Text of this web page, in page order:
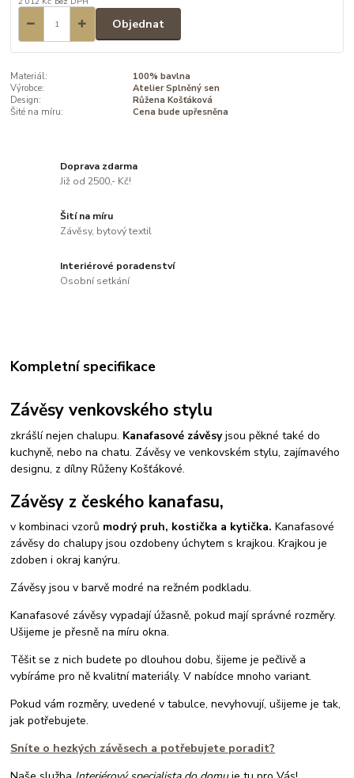
Objednat
Materiál:
100% bavlna
Výrobce:
Atelier Splněný sen
Design:
Růžena Košťáková
Šité na míru:
Cena bude upřesněna
Doprava zdarma
Již od 2500,- Kč!
Šití na míru
Závěsy, bytový textil
Interiérové poradenství
Osobní setkání
Kompletní specifikace
Závěsy venkovského stylu
zkrášlí nejen chalupu. Kanafasové závěsyjsou pěkné také do
kuchyně, nebo na chatu. Závěsy ve venkovském stylu, zajímavého
designu, z dílny Růženy Košťákové.
Závěsy z českého kanafasu,
v kombinaci vzorů modrý pruh, kostička a kytička.Kanafasové
závěsy do chalupy jsou ozdobeny úchytem s krajkou. Krajkou je
zdoben i okraj kanýru.
Závěsy jsou v barvě modré na režném podkladu.
Kanafasové závěsy vypadají úžasně, pokud mají správné rozměry.
Ušijeme je přesně na míru okna.
Těšit se z nich budete po dlouhou dobu, šijeme je pečlivě a
vybíráme pro ně kvalitní materiály. V nabídce mnoho variant.
Pokud vám rozměry, uvedené v tabulce, nevyhovují, ušijeme je tak,
jak potřebujete.
Sníte o hezkých závěsech a potřebujete poradit?